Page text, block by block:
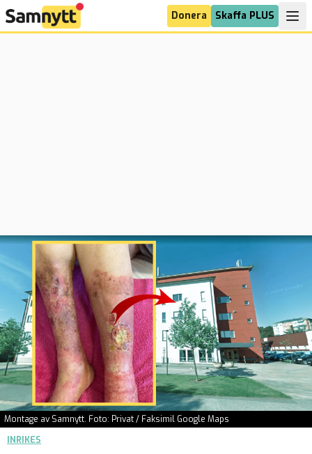
Donera Skaffa PLUS
Montage av Samnytt. Foto: Privat / Faksimil Google Maps
INRIKES